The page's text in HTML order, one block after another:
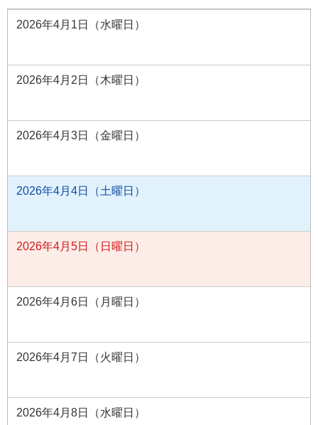
2026年4月1日（水曜日）
2026年4月2日（木曜日）
2026年4月3日（金曜日）
2026年4月4日（土曜日）
2026年4月5日（日曜日）
2026年4月6日（月曜日）
2026年4月7日（火曜日）
2026年4月8日（水曜日）